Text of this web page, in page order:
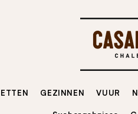
GEZINNEN VUUR